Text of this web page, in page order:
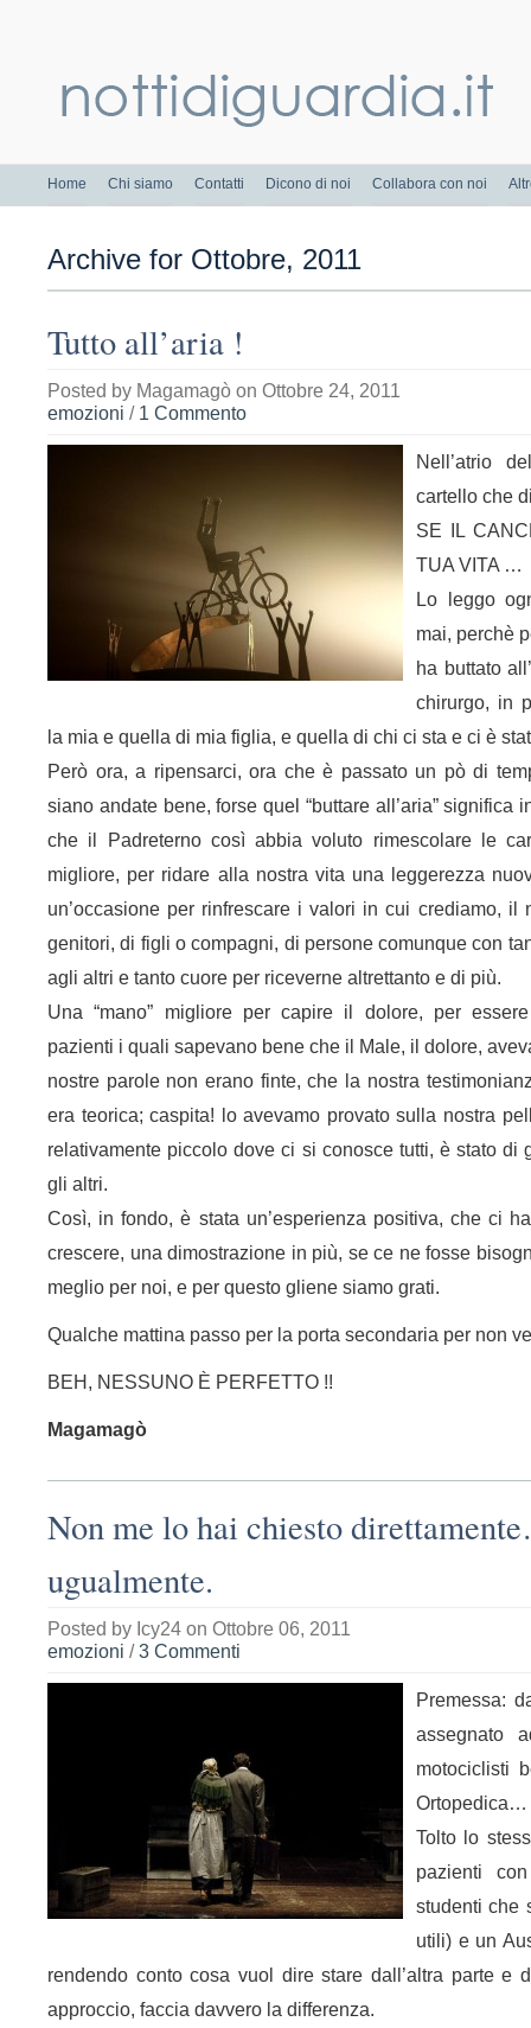
Home Chi siamo Contatti Dicono di noi Collabora con noi
Archive for Ottobre, 2011
Tutto all’aria !
Posted by Magamagò on Ottobre 24, 2011
emozioni / 1 Commento
Nell’atrio
cartello che
SE IL
TUA VITA …
Lo leggo
mai, perchè
ha buttato
chirurgo, in
la mia e quella di mia figlia, e quella di chi ci sta e ci è
Però ora, a ripensarci, ora che è passato un pò di
siano andate bene, forse quel “buttare all’aria” significa
che il Padreterno così abbia voluto rimescolare le
migliore, per ridare alla nostra vita una leggerezza
un’occasione per rinfrescare i valori in cui crediamo, il
genitori, di figli o compagni, di persone comunque con
agli altri e tanto cuore per riceverne altrettanto e di più.
Una “mano” migliore per capire il dolore, per
pazienti i quali sapevano bene che il Male, il dolore,
nostre parole non erano finte, che la nostra
era teorica; caspita! lo avevamo provato sulla nostra
relativamente piccolo dove ci si conosce tutti, è stato di
gli altri.
Così, in fondo, è stata un’esperienza positiva, che ci
crescere, una dimostrazione in più, se ce ne fosse
meglio per noi, e per questo gliene siamo grati.
Qualche mattina passo per la porta secondaria per non
BEH, NESSUNO È PERFETTO !!
Magamagò
Non me lo hai chiesto
ugualmente.
Posted by Icy24 on Ottobre 06, 2011
emozioni /3 Commenti
Premessa:
assegnato
motociclisti
Ortopedica…
Tolto lo
pazienti
studenti che
utili) e un
rendendo conto cosa vuol dire stare dall’altra parte e
approccio, faccia davvero la differenza.